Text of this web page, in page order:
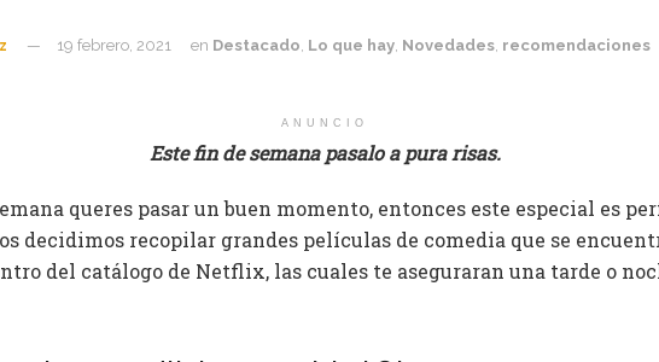
19 febrero, 2021 en Destacado Lo que hay, Novedades, recomendaciones
ANUNCIO
Este fin de semana pasalo a pura risas.
queres pasar un buen momento, entonces este especial es
decidimos recopilar grandes películas de comedia que se
del catálogo de Netflix, las cuales te aseguraran una tarde o